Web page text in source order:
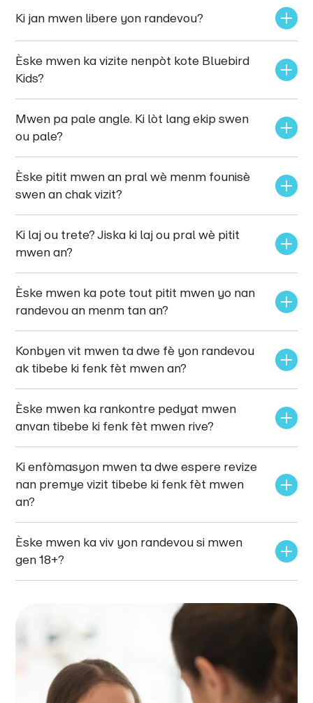
Ki jan mwen libere yon randevou?
Èske mwen ka vizite nenpòt kote Bluebird
Kids?
Mwen pa pale angle. Ki lòt lang ekip swen
ou pale?
Èske pitit mwen an pral wè menm founisè
swen an chak vizit?
Ki laj ou trete? Jiska ki laj ou pral wè pitit
mwen an?
Èske mwen ka pote tout pitit mwen yo nan
randevou an menm tan an?
Konbyen vit mwen ta dwe fè yon randevou
ak tibebe ki fenk fèt mwen an?
Èske mwen ka rankontre pedyat mwen
anvan tibebe ki fenk fèt mwen rive?
Ki enfòmasyon mwen ta dwe espere revize
nan premye vizit tibebe ki fenk fèt mwen
an?
Èske mwen ka viv yon randevou si mwen
gen 18+?